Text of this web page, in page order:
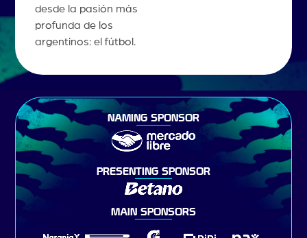
desde la pasión más
profunda de los
argentinos: el fútbol.
NAMING SPONSOR
PRESENTING SPONSOR
MAIN SPONSORS